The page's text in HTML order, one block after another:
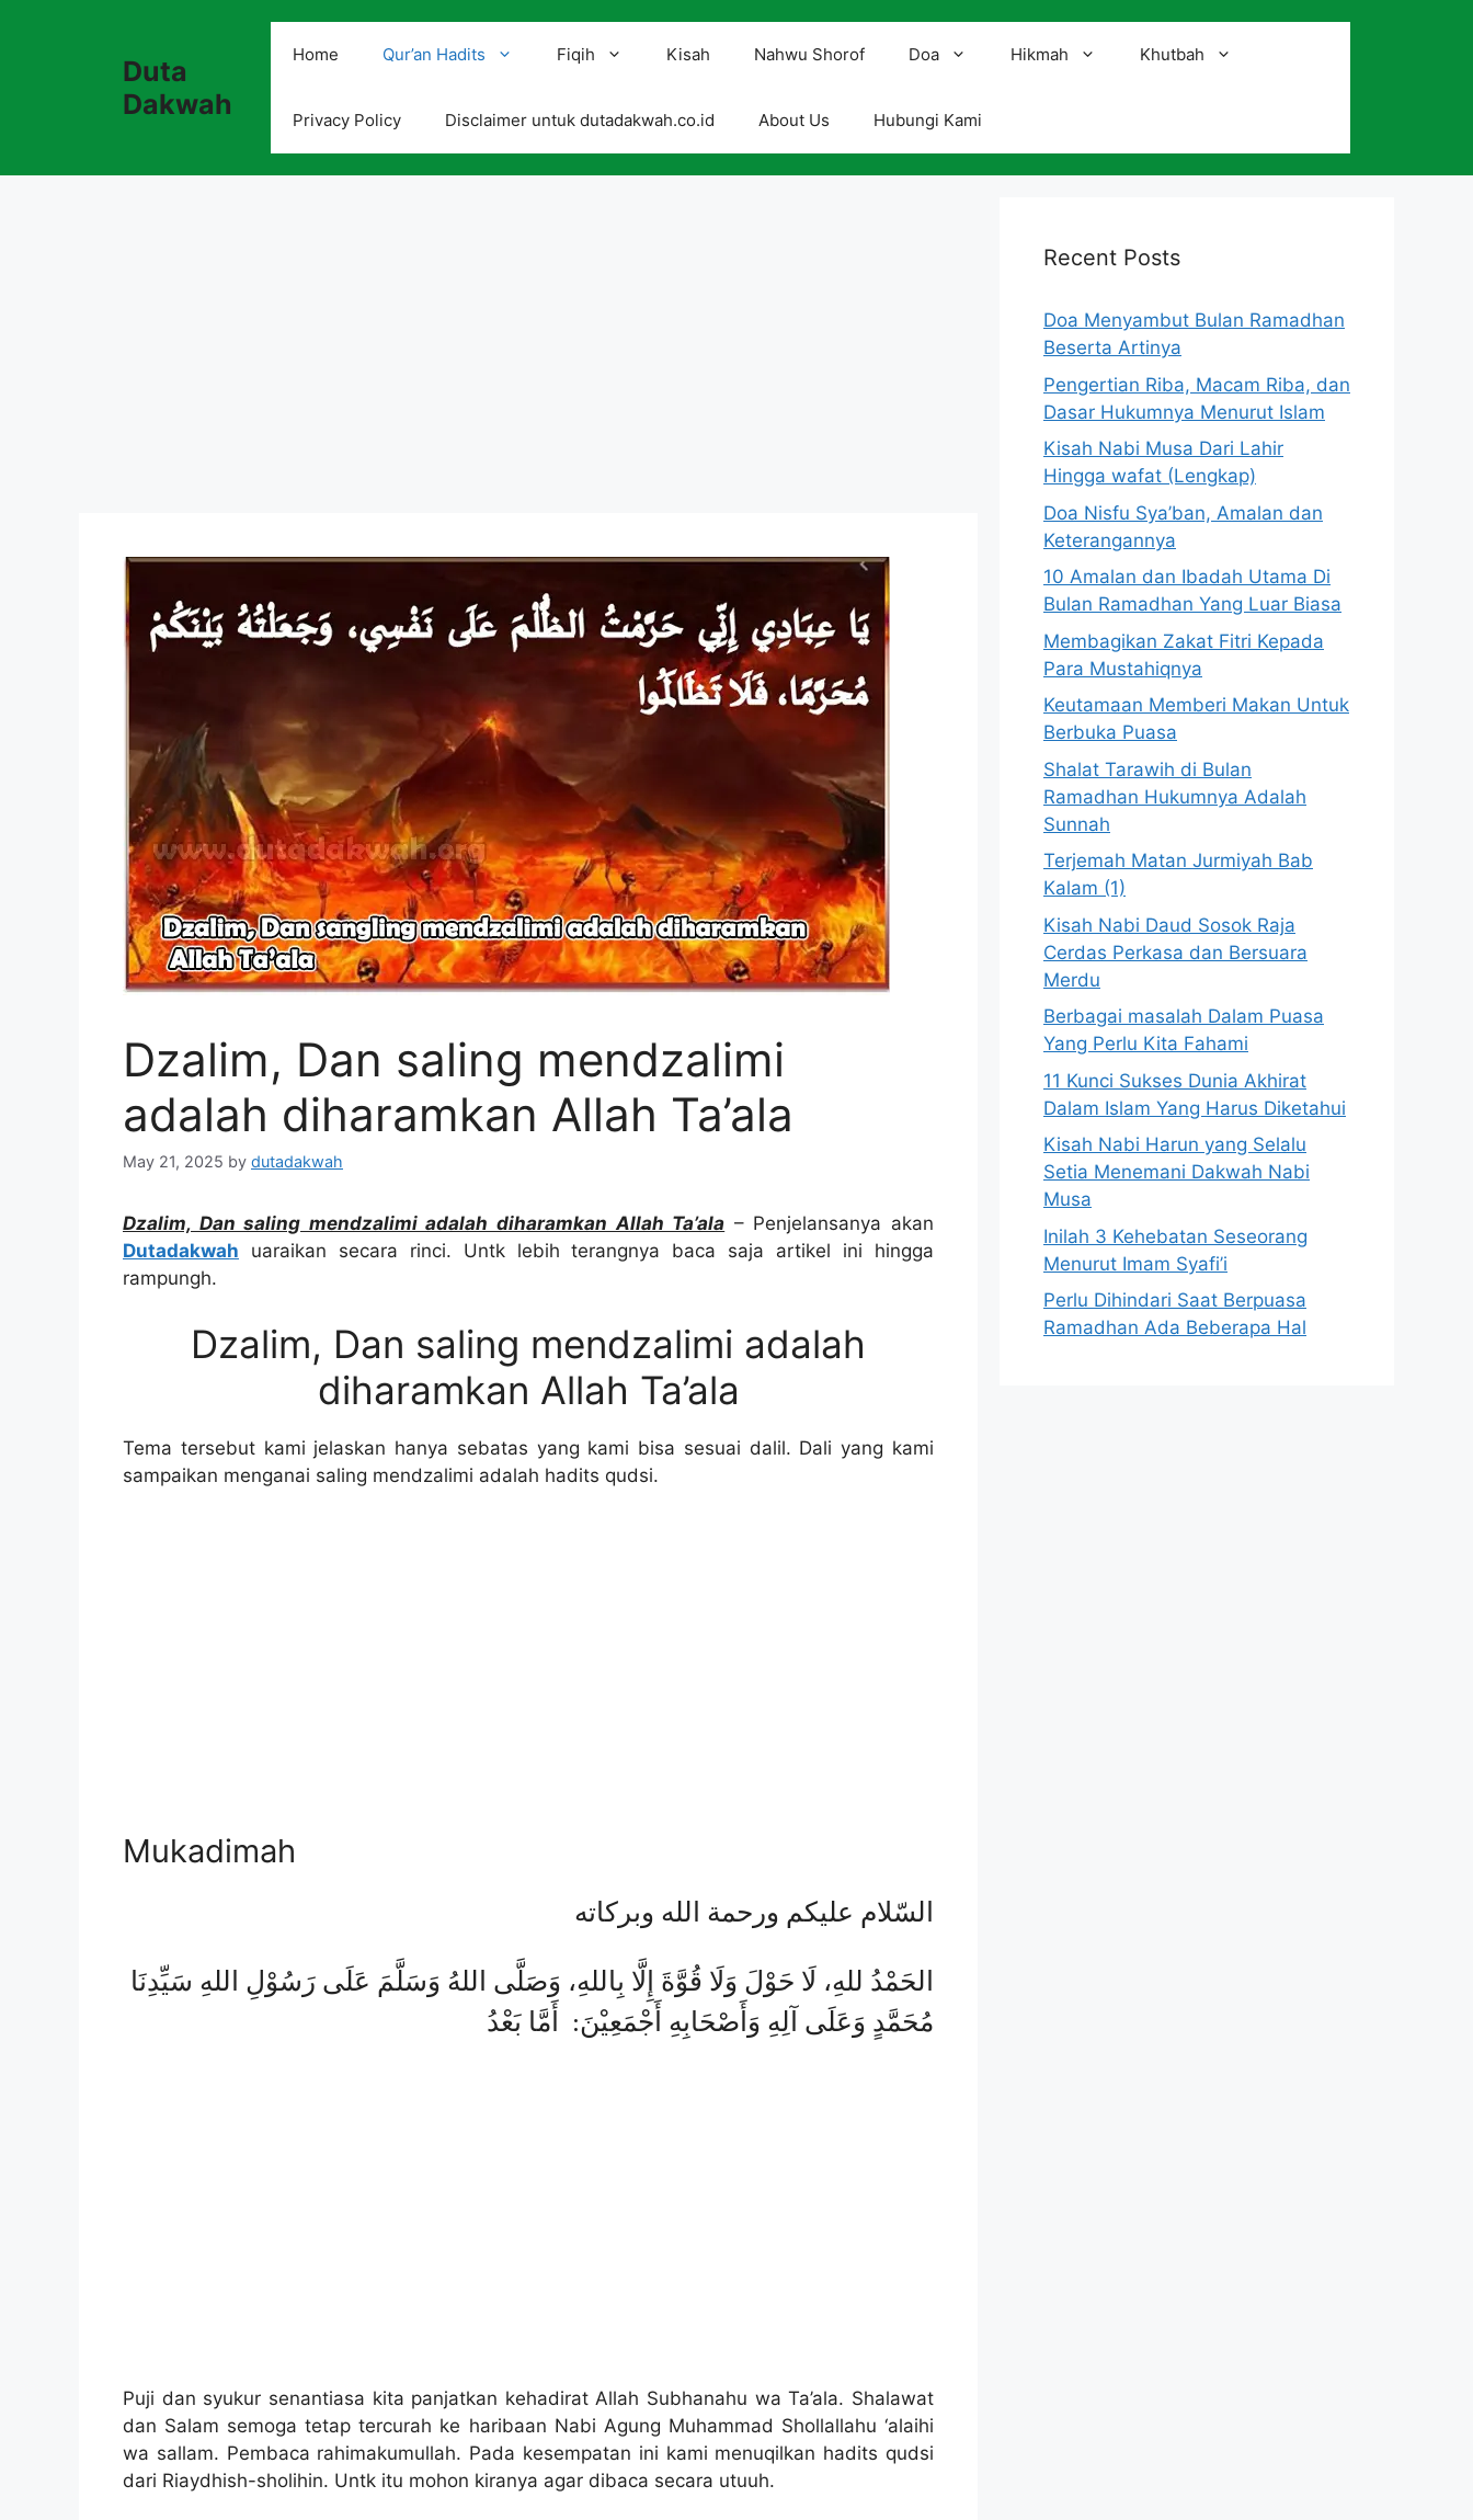
Duta
Dakwah
Home Qur’an Hadits Fiqih Kisah Nahwu Shorof Doa Hikmah Khutbah
Privacy Policy Disclaimer untuk dutadakwah.co.id About Us Hubungi Kami
Dzalim, Dan saling mendzalimi
adalah diharamkan Allah Ta’ala
May 21, 2025 by dutadakwah
Dzalim, Dan saling mendzalimi adalah diharamkan Allah Ta’ala – Penjelansanya akan
Dutadakwah uaraikan secara rinci. Untk lebih terangnya baca saja artikel ini hingga
rampungh.
Dzalim, Dan saling mendzalimi adalah
diharamkan Allah Ta’ala
Tema tersebut kami jelaskan hanya sebatas yang kami bisa sesuai dalil. Dali yang kami
sampaikan menganai saling mendzalimi adalah hadits qudsi.
Mukadimah
السّلام عليكم ورحمة الله وبركاته
الحَمْدُ للهِ، لَا حَوْلَ وَلَا قُوَّةَ إِلَّا بِاللهِ، وَصَلَّى اللهُ وَسَلَّمَ عَلَى رَسُوْلِ اللهِ سَيِّدِنَا
مُحَمَّدٍ وَعَلَى آلِهِ وَأَصْحَابِهِ أَجْمَعِيْنَ: أَمَّا بَعْدُ
Puji dan syukur senantiasa kita panjatkan kehadirat Allah Subhanahu wa Ta’ala. Shalawat
dan Salam semoga tetap tercurah ke haribaan Nabi Agung Muhammad Shollallahu ‘alaihi
wa sallam. Pembaca rahimakumullah. Pada kesempatan ini kami menuqilkan hadits qudsi
dari Riaydhish-sholihin. Untk itu mohon kiranya agar dibaca secara utuuh.
Recent Posts
Doa Menyambut Bulan Ramadhan
Beserta Artinya
Pengertian Riba, Macam Riba, dan
Dasar Hukumnya Menurut Islam
Kisah Nabi Musa Dari Lahir
Hingga wafat (Lengkap)
Doa Nisfu Sya’ban, Amalan dan
Keterangannya
10 Amalan dan Ibadah Utama Di
Bulan Ramadhan Yang Luar Biasa
Membagikan Zakat Fitri Kepada
Para Mustahiqnya
Keutamaan Memberi Makan Untuk
Berbuka Puasa
Shalat Tarawih di Bulan
Ramadhan Hukumnya Adalah
Sunnah
Terjemah Matan Jurmiyah Bab
Kalam (1)
Kisah Nabi Daud Sosok Raja
Cerdas Perkasa dan Bersuara
Merdu
Berbagai masalah Dalam Puasa
Yang Perlu Kita Fahami
11 Kunci Sukses Dunia Akhirat
Dalam Islam Yang Harus Diketahui
Kisah Nabi Harun yang Selalu
Setia Menemani Dakwah Nabi
Musa
Inilah 3 Kehebatan Seseorang
Menurut Imam Syafi’i
Perlu Dihindari Saat Berpuasa
Ramadhan Ada Beberapa Hal